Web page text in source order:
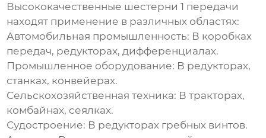
Высококачественные шестерни 1 передачи
находят применение в различных областях:
Автомобильная промышленность: В коробках
передач, редукторах, дифференциалах.
Промышленное оборудование: В редукторах,
станках, конвейерах.
Сельскохозяйственная техника: В тракторах,
комбайнах, сеялках.
Судостроение: В редукторах гребных винтов.